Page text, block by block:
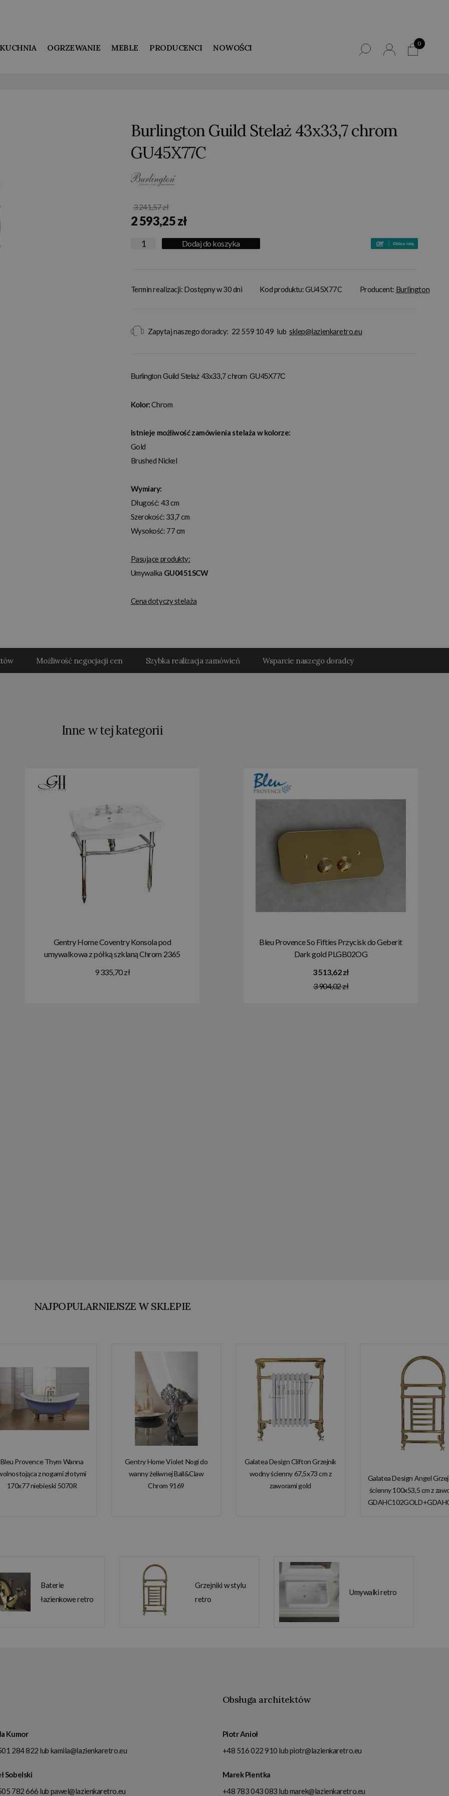
KUCHNIA OGRZEWANIE MEBLE PRODUCENCI NOWOŚCI 0
Burlington Guild Stelaż 43x33,7 chrom
GU45X77C
3 241,57 zł
2 593,25 zł
Dodaj do koszyka
Termin realizacji: Dostępny w 30 dni Kod produktu: GU45X77C Producent: Burlington
Zapytaj naszego doradcy: 22 559 10 49 lub sklep@lazienkaretro.eu
Burlington Guild Stelaż 43x33,7 chrom GU45X77C
Kolor:Chrom
Istnieje możliwość zamówienia stelaża w kolorze:
Gold
Brushed Nickel
Wymiary:
Długość: 43 cm
Szerokość: 33,7 cm
Wysokość: 77 cm
Pasujące produkty:
Umywalka GU0451SCW
Cena dotyczy stelaża
Możliwość negocjacji cen Szybka realizacja zamówień Wsparcie naszego doradcy
Inne w tej kategorii
Gentry Home Coventry Konsola pod
umywalkowa z półką szklaną Chrom 2365
9 335,70 zł
Bleu Provence So Fifties Przycisk do Geberit
Dark gold PLGB02OG
3 513,62 zł
3 904,02 zł
NAJPOPULARNIEJSZE W SKLEPIE
Bleu Provence Thym Wanna
z nogami złotymi
170x77 niebieski 5070R
Gentry Home Violet Nogi do
wanny żeliwnej Ball&Claw
Chrom 9169
Galatea Design Clifton Grzejnik
wodny ścienny 67,5x73 cm z
zaworami gold
Galatea Design Angel
ścienny 100x53,5 cm z
Baterie
łazienkowe retro
Grzejniki w stylu
retro
Umywalki retro
Kumor
284 822 lub kamila@lazienkaretro.eu
Sobelski
782 666 lub pawel@lazienkaretro.eu
Obsługa architektów
Piotr Anioł
+48 516 022 910 lubpiotr@lazienkaretro.eu
Marek Pientka
+48 783 043 083 lubmarek@lazienkaretro.eu